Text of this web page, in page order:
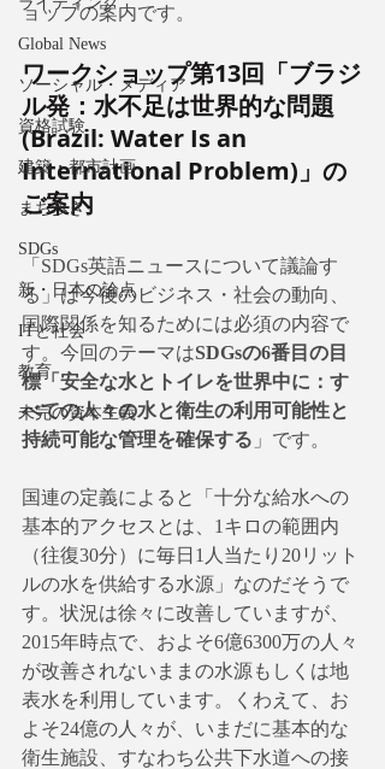
Global News
ソーシャル・メディア
資格試験
建築・都市計画
まち歩き
SDGs
新・日本の論点
ITと社会
教育
未完の資本主義
ョップの案内です。
ワークショップ第13回「ブラジ
ル発：水不足は世界的な問題
(Brazil: Water Is an
International Problem)」の
ご案内
「SDGs英語ニュースについて議論す
る」は今後のビジネス・社会の動向、
国際関係を知るためには必須の内容で
す。今回のテーマはSDGsの6番目の目
標「安全な水とトイレを世界中に：す
べての人々の水と衛生の利用可能性と
持続可能な管理を確保する 」です。
国連の定義によると「十分な給水への
基本的アクセスとは、1キロの範囲内
（往復30分）に毎日1人当たり20リット
ルの水を供給する水源」なのだそうで
す。状況は徐々に改善していますが、
2015年時点で、およそ6億6300万の人々
が改善されないままの水源もしくは地
表水を利用しています。くわえて、お
よそ24億の人々が、いまだに基本的な
衛生施設、すなわち公共下水道への接